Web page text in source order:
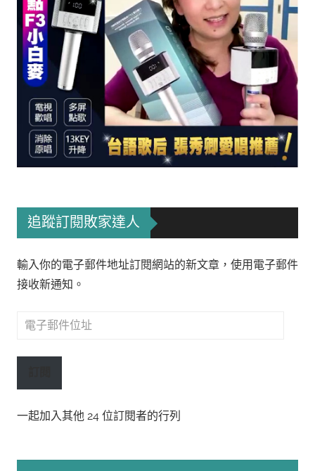
追蹤訂閱敗家達人
輸入你的電子郵件地址訂閱網站的新文章，使用電子郵件
接收新通知。
電
郵
址
一起加入其他 24 位訂閱者的行列